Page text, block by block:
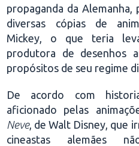
propaganda da
diversas cópias de
Mickey, o que teria
produtora de desenhos
propósitos de seu regime
De acordo com
aficionado pelas
Neve, de Walt Disney, que
cineastas alemães